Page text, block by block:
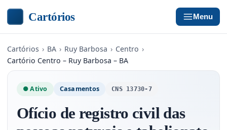
Cartórios Menu
Cartórios › BA › Ruy Barbosa › Centro ›
Cartório Centro – Ruy Barbosa – BA
● Ativo Casamentos CNS 13730-7
Ofício de registro civil das